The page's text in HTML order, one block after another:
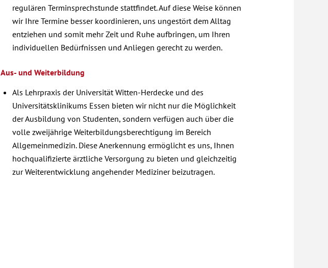
regulären Terminsprechstunde stattfindet. Auf diese Weise können
wir Ihre Termine besser koordinieren, uns ungestört dem Alltag
entziehen und somit mehr Zeit und Ruhe aufbringen, um Ihren
individuellen Bedürfnissen und Anliegen gerecht zu werden.
Aus- und Weiterbildung
Als Lehrpraxis der Universität Witten-Herdecke und des
Universitätsklinikums Essen bieten wir nicht nur die Möglichkeit
der Ausbildung von Studenten, sondern verfügen auch über die
volle zweijährige Weiterbildungsberechtigung im Bereich
Allgemeinmedizin. Diese Anerkennung ermöglicht es uns, Ihnen
hochqualifizierte ärztliche Versorgung zu bieten und gleichzeitig
zur Weiterentwicklung angehender Mediziner beizutragen.